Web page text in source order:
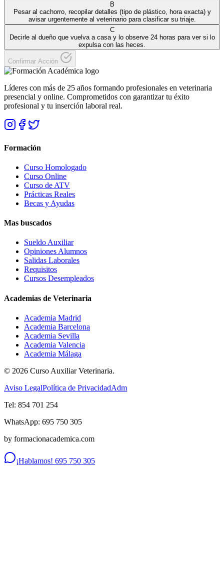
B
Pesar al cachorro, recopilar detalles (tipo de plástico, hora exacta) y
avisar urgentemente al veterinario para clasificar su triaje.
C
Decirle al dueño que vuelva a casa y lo observe 24 horas para ver si lo
expulsa con las heces.
Confirmar Acción
Líderes con más de 25 años formando profesionales en veterinaria
presencial y online. Comprometidos con garantizar tu éxito
profesional y tu inserción laboral real.
Formación
Curso Homologado
Curso Online
Curso de ATV
Prácticas Reales
Becas y Ayudas
Mas buscados
Sueldo Auxiliar
Opiniones Alumnos
Salidas Laborales
Requisitos
Cursos Desempleados
Academias de Veterinaria
Academia Madrid
Academia Barcelona
Academia Sevilla
Academia Valencia
Academia Málaga
© 2026 Curso Auxiliar Veterinaria.
Aviso LegalPolítica de PrivacidadAdm
Tel: 854 701 254
WhatsApp: 695 750 305
by formacionacademica.com
¡Hablamos! 695 750 305